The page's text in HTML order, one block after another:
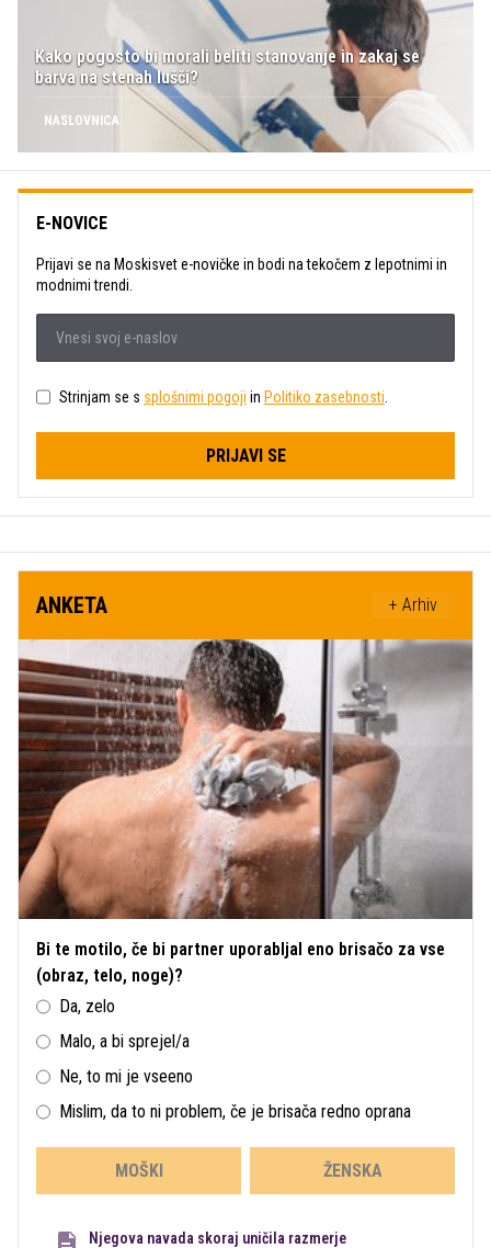
Kako pogosto bi morali beliti stanovanje in zakaj se
barva na stenah lušči?
NASLOVNICA
E-NOVICE
Prijavi se na Moskisvet e-novičke in bodi na tekočem z lepotnimi in
modnimi trendi.
Strinjam se s splošnimi pogoji in Politiko zasebnosti
PRIJAVI SE
ANKETA + Arhiv
Bi te motilo, če bi partner uporabljal eno brisačo za vse
(obraz, telo, noge)?
Da, zelo
Malo, a bi sprejel/a
Ne, to mi je vseeno
Mislim, da to ni problem, če je brisača redno oprana
MOŠKI ŽENSKA
Njegova navada skoraj uničila razmerje